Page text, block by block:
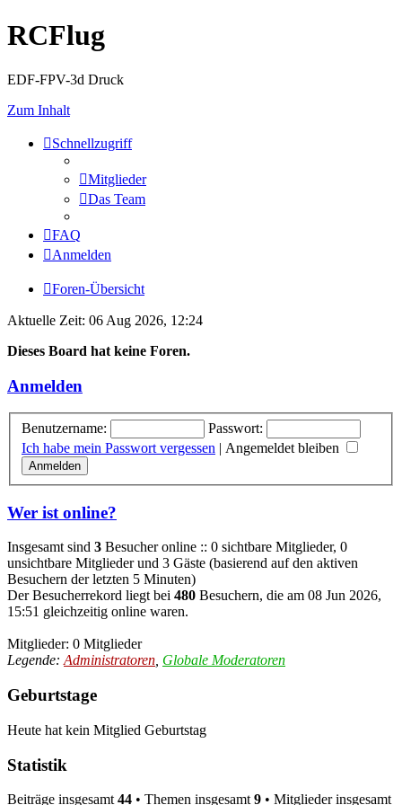
RCFlug
EDF-FPV-3d Druck
Zum Inhalt
Schnellzugriff
Mitglieder
Das Team
FAQ
Anmelden
Foren-Übersicht
Aktuelle Zeit: 06 Aug 2026, 12:24
Dieses Board hat keine Foren.
Anmelden
Benutzername:
Passwort:
Ich habe mein Passwort vergessen | Angemeldet bleiben
Wer ist online?
Insgesamt sind 3 Besucher online :: 0 sichtbare Mitglieder, 0
unsichtbare Mitglieder und 3 Gäste (basierend auf den aktiven
Besuchern der letzten 5 Minuten)
Der Besucherrekord liegt bei 480 Besuchern, die am 08 Jun 2026,
15:51 gleichzeitig online waren.
Mitglieder: 0 Mitglieder
Legende: Administratoren Globale Moderatoren
Geburtstage
Heute hat kein Mitglied Geburtstag
Statistik
Beiträge insgesamt 44 • Themen insgesamt 9 • Mitglieder insgesamt